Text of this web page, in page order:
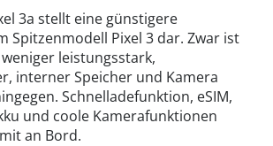
3a stellt eine günstigere
Spitzenmodell Pixel 3 dar. Zwar ist
leistungsstark,
interner Speicher und Kamera
Schnelladefunktion, eSIM,
und coole Kamerafunktionen
an Bord.